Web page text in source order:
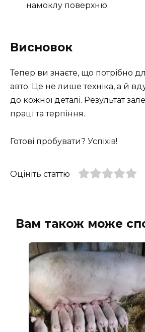
намоклу поверхню.
Висновок
Тепер ви знаєте, що потрібно
авто. Це не лише техніка, а й
до кожної деталі. Результат
праці та терпіння.
Готові пробувати? Успіхів!
Оцініть статтю
Вам також може